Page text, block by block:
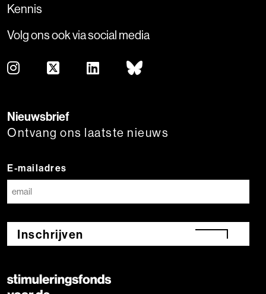
Kennis
Volg ons ook via social media
Nieuwsbrief
Ontvang ons laatste nieuws
E-mailadres
Inschrijven